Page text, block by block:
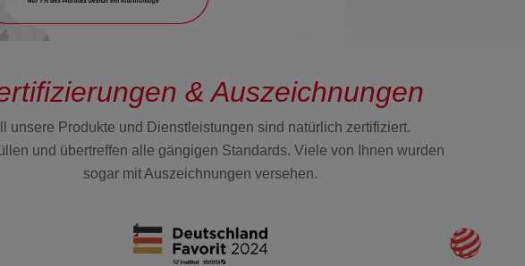
& Auszeichnungen
unsere Produkte und Dienstleistungen sind natürlich zertifiziert.
und übertreffen alle gängigen Standards. Viele von Ihnen wurden
sogar mit Auszeichnungen versehen.